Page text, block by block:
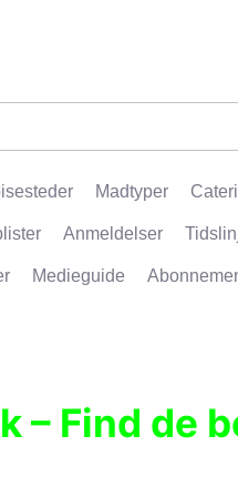
Madtyper
Anmeldelser
Medieguide
– Find de